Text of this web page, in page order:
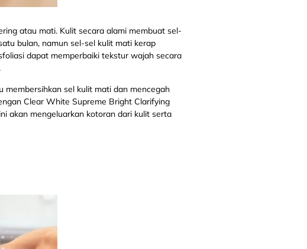
atau mati. Kulit secara alami membuat sel-
bulan, namun sel-sel kulit mati kerap
dapat memperbaiki tekstur wajah secara
membersihkan sel kulit mati dan mencegah
Clear White Supreme Bright Clarifying
akan mengeluarkan kotoran dari kulit serta